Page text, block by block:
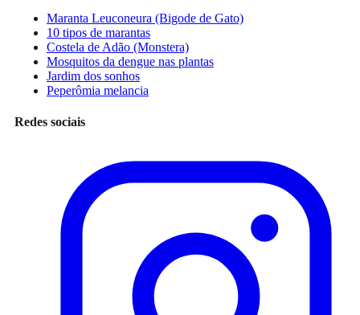
Maranta Leuconeura (Bigode de Gato)
10 tipos de marantas
Costela de Adão (Monstera)
Mosquitos da dengue nas plantas
Jardim dos sonhos
Peperômia melancia
Redes sociais